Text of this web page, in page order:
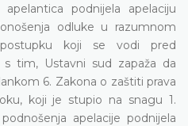
podnijela apelaciju
odluke u razumnom
koji se vodi pred
tim, Ustavni sud zapaža da
6. Zakona o zaštiti prava
koji je stupio na snagu 1.
apelacije podnijela